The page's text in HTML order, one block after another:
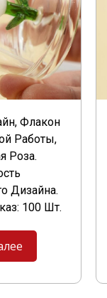
Флакон
Работы,
Роза.
Дизайна.
100 Шт.